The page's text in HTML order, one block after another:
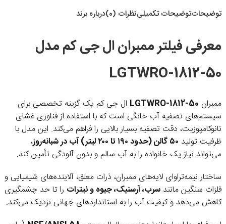
توضیحاتتوضیحات تکمیلینظرات (0) درباره برند
معرفی فیلتر ممبران ال جی کم مدل
LGTWRO-1812-50
ممبران LGTWRO-1812-50 ال جی کم یک گزینه تخصصی برای
سیستم‌های تصفیه آب خانگی است که با استفاده از فناوری غشای
نانوکامپوزیت، دقت تصفیه بسیار بالایی را فراهم می‌کند. این مدل با
ظرفیت تولید ۵۰ گالن (حدود ۱۹۰ تا ۲۰۰ لیتر) آب در شبانه‌روز
،
می‌تواند نیاز یک خانواده را به آب سالم و بدون آلودگی تأمین کند.
ساختار نیمه‌تراوای لایه‌های ممبران، ذرات معلق، آلاینده‌های شیمیایی و
فلزات سنگین مانندسرب، آرسنیک، جیوه و نیترات را تا حد چشمگیری
کاهش می‌دهد و کیفیت آب را به استانداردهای جهانی نزدیک می‌کند.